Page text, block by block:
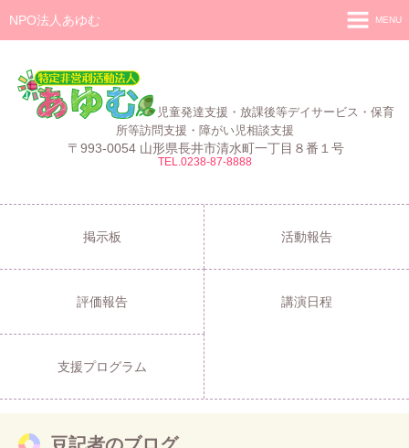
NPO法人あゆむ
児童発達支援・放課後等デイサービス・保育
所等訪問支援・障がい児相談支援
〒993-0054 山形県長井市清水町一丁目８番１号
TEL.0238-87-8888
MENU
施設紹介
あゆむZIBUN LABO
サービス内容
支援プログラム
ご利用について
採用情報
お問い合わせ
掲示板 活動報告
評価報告 講演日程
支援プログラム